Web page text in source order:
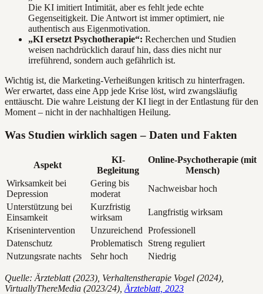
Die KI imitiert Intimität, aber es fehlt jede echte
Gegenseitigkeit. Die Antwort ist immer optimiert, nie
authentisch aus Eigenmotivation.
„KI ersetzt Psychotherapie“: Recherchen und Studien
weisen nachdrücklich darauf hin, dass dies nicht nur
irreführend, sondern auch gefährlich ist.
Wichtig ist, die Marketing-Verheißungen kritisch zu hinterfragen.
Wer erwartet, dass eine App jede Krise löst, wird zwangsläufig
enttäuscht. Die wahre Leistung der KI liegt in der Entlastung für den
Moment – nicht in der nachhaltigen Heilung.
Was Studien wirklich sagen – Daten und Fakten
Aspekt
KI-
Begleitung
Online-Psychotherapie (mit
Mensch)
Wirksamkeit bei
Depression
Gering bis
moderat
Nachweisbar hoch
Unterstützung bei
Einsamkeit
Kurzfristig
wirksam
Langfristig wirksam
Krisenintervention
Unzureichend Professionell
Datenschutz
Problematisch
Streng reguliert
Nutzungsrate nachts
Sehr hoch Niedrig
Quelle: Ärzteblatt (2023), Verhaltenstherapie Vogel (2024),
VirtuallyThereMedia (2023/24), Ärzteblatt, 2023